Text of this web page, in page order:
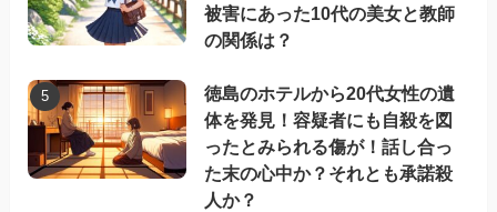
被害にあった10代の美女と教師
の関係は？
徳島のホテルから20代女性の遺
体を発見！容疑者にも自殺を図
ったとみられる傷が！話し合っ
た末の心中か？それとも承諾殺
人か？